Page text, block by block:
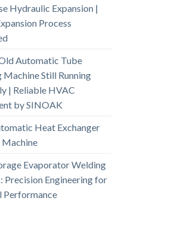
Hydraulic Expansion |
Process
Automatic Tube
Machine Still Running
| Reliable HVAC
by SINOAK
Heat Exchanger
Evaporator Welding
Precision Engineering for
Performance